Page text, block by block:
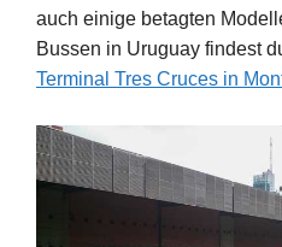
auch einige betagten
Bussen in Uruguay findest
Terminal Tres Cruces in